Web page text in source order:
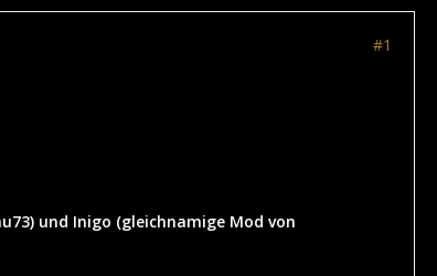
#1
und Inigo (gleichnamige Mod von